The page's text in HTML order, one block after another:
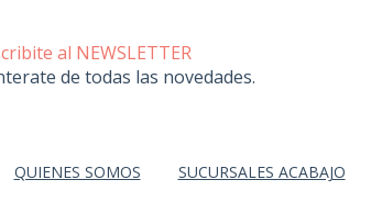
al NEWSLETTER
de todas las novedades.
QUIENES SOMOS SUCURSALES ACABAJO